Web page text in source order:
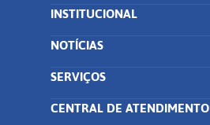
INSTITUCIONAL
NOTÍCIAS
SERVIÇOS
CENTRAL DE ATENDIMENTO